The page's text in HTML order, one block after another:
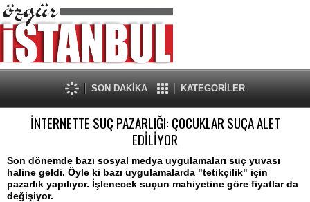
SON DAKİKA KATEGORİLER
İNTERNETTE SUÇ PAZARLIĞI: ÇOCUKLAR SUÇA ALET
EDİLİYOR
Son dönemde bazı sosyal medya uygulamaları suç yuvası
haline geldi. Öyle ki bazı uygulamalarda "tetikçilik" için
pazarlık yapılıyor. İşlenecek suçun mahiyetine göre fiyatlar da
değişiyor.